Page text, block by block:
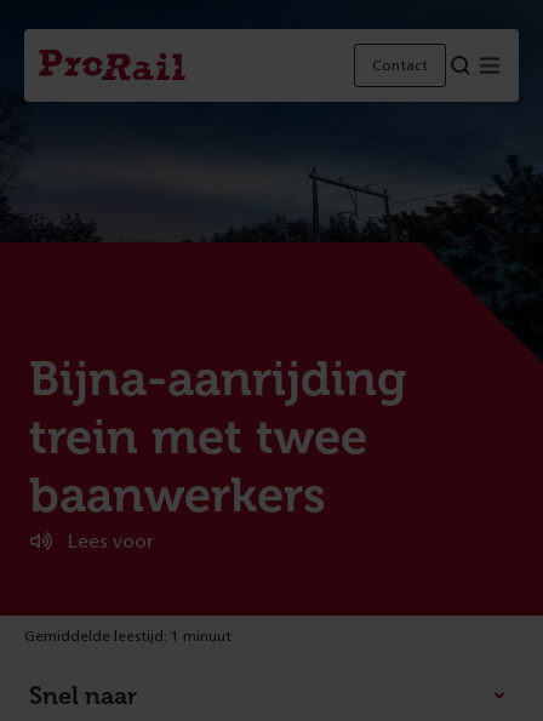
Navigatie
Homepage
ProRail
Contact
:
Bijna-aanrijding
trein met twee
baanwerkers
Lees voor
Gemiddelde leestijd: 1 minuut
Snel naar